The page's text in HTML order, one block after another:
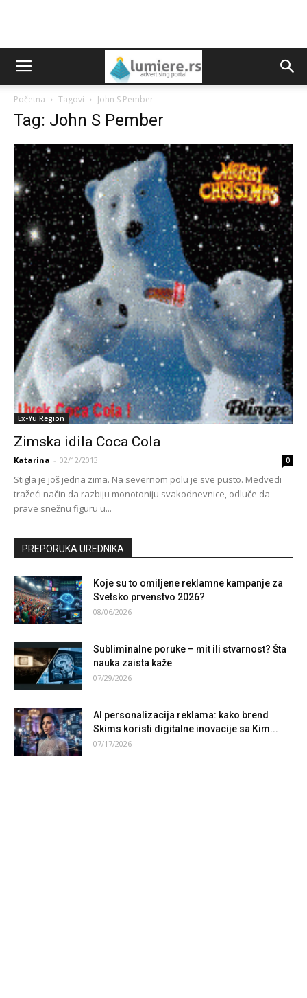
Početna Tagovi John S Pember
Tag: John S Pember
Ex-Yu Region
Zimska idila Coca Cola
Katarina - 02/12/2013 0
Stigla je još jedna zima. Na severnom polu je sve pusto. Medvedi
tražeći način da razbiju monotoniju svakodnevnice, odluče da
prave snežnu figuru u...
PREPORUKA UREDNIKA
Koje su to omiljene reklamne kampanje za
Svetsko prvenstvo 2026?
08/06/2026
Subliminalne poruke – mit ili stvarnost? Šta
nauka zaista kaže
07/29/2026
AI personalizacija reklama: kako brend
Skims koristi digitalne inovacije sa Kim...
07/17/2026